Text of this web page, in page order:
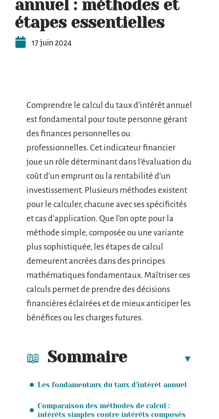
annuel : méthodes et
étapes essentielles
17 juin 2024
Comprendre le calcul du taux d’intérêt annuel
est fondamental pour toute personne gérant
des finances personnelles ou
professionnelles. Cet indicateur financier
joue un rôle déterminant dans l’évaluation du
coût d’un emprunt ou la rentabilité d’un
investissement. Plusieurs méthodes existent
pour le calculer, chacune avec ses spécificités
et cas d’application. Que l’on opte pour la
méthode simple, composée ou une variante
plus sophistiquée, les étapes de calcul
demeurent ancrées dans des principes
mathématiques fondamentaux. Maîtriser ces
calculs permet de prendre des décisions
financières éclairées et de mieux anticiper les
bénéfices ou les charges futures.
Sommaire
Les fondamentaux du taux d’intérêt annuel
Comparaison des méthodes de calcul :
intérêts simples contre intérêts composés